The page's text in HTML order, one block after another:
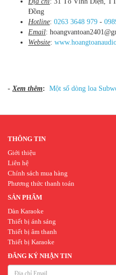
Đồng
Hotline: 0263 3648 979 -
Email:
Website:
-Xem thêm: Một số dòng loa
THÔNG TIN
Giới thiệu
Liên hệ
Chính sách mua hàng
Phương thức thanh toán
SẢN PHẨM
Dàn Karaoke
Thiết bị ánh sáng
Thiết bị âm thanh
Thiết bị Karaoke
ĐĂNG KÝ NHẬN TIN